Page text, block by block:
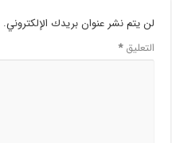
لن يتم نشر عنوان بريدك الإلكتروني.
التعليق*